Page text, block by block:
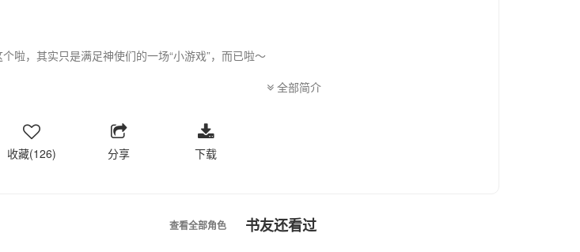
啦，其实只是满足神使们的一场“小游戏”，而已啦～
开心一点嘛～
动呢!我们就是喜欢这样子，再多一点，多一点这样的情绪，哈
全部简介
收藏(126) 分享 下载
查看全部角色 书友还看过